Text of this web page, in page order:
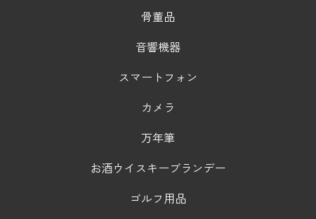
骨董品
音響機器
スマートフォン
カメラ
万年筆
お酒ウイスキーブランデー
ゴルフ用品